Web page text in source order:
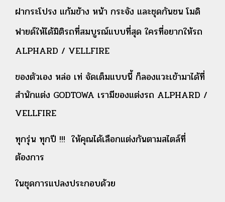
ฝากระโปรง แก้มข้าง หน้า กระจัง และชุดกันชน โมดิ
ฟายด์ให้ได้มิติรถที่สมบูรณ์แบบที่สุด ใครที่อยากให้รถ
ALPHARD / VELLFIRE
ของตัวเอง หล่อ เท่ จัดเต็มแบบนี้ ก็ลองแวะเข้ามาได้ที่
สำนักแต่ง GODTOWA เรามีของแต่งรถ ALPHARD /
VELLFIRE
ทุกรุ่น ทุกปี !!! ให้คุณได้เลือกแต่งกันตามสไตล์ที่
ต้องการ
ในชุดการแปลงประกอบด้วย